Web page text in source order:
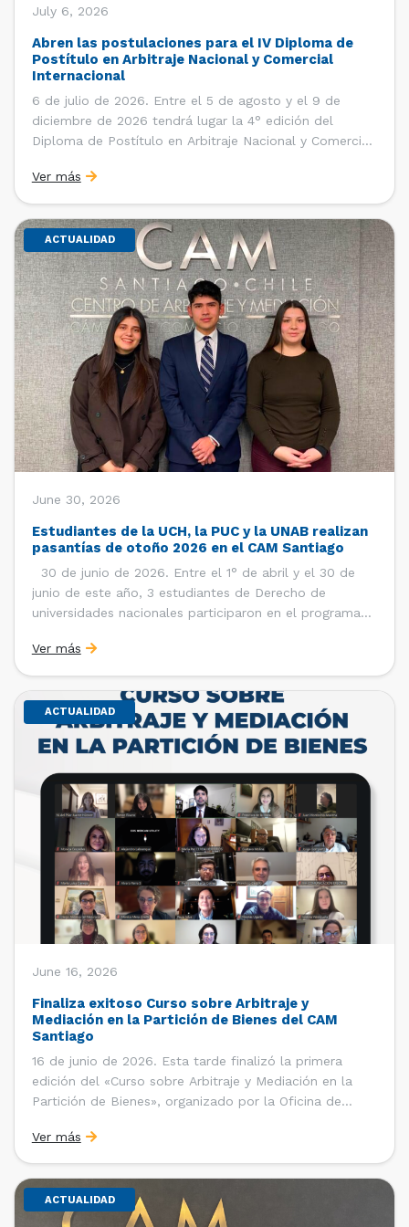
July 6, 2026
Abren las postulaciones para el IV Diploma de
Postítulo en Arbitraje Nacional y Comercial
Internacional
6 de julio de 2026. Entre el 5 de agosto y el 9 de
diciembre de 2026 tendrá lugar la 4° edición del
Diploma de Postítulo en Arbitraje Nacional y Comercial
Derecho Internacional de la Facultad de Derecho de la
Universidad de Chile y […]
Ver más
ACTUALIDAD
June 30, 2026
Estudiantes de la UCH, la PUC y la UNAB realizan
pasantías de otoño 2026 en el CAM Santiago
30 de junio de 2026. Entre el 1° de abril y el 30 de
junio de este año, 3 estudiantes de Derecho de
universidades nacionales participaron en el programa
de la Cámara de Comercio de Santiago (CCS). Así, se
realizaron […]
Ver más
ACTUALIDAD
June 16, 2026
Finaliza exitoso Curso sobre Arbitraje y
Mediación en la Partición de Bienes del CAM
Santiago
16 de junio de 2026. Esta tarde finalizó la primera
edición del «Curso sobre Arbitraje y Mediación en la
Partición de Bienes», organizado por la Oficina de
Arbitraje y Mediación (CAM) de la Cámara de Comercio
de Santiago (CCS). El curso contó con […]
Ver más
ACTUALIDAD